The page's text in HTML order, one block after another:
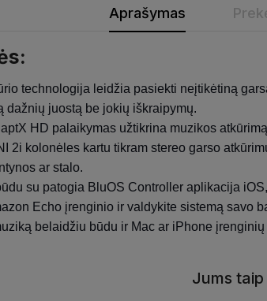
Aprašymas
technologija leidžia pasiekti neįtikėtiną
dažnių juostą be jokių iškraipymų.
HD palaikymas užtikrina muzikos
2i kolonėles kartu tikram stereo garso
ar stalo.
su patogia BluOS Controller aplikacija
Echo įrenginio ir valdykite sistemą savo
belaidžiu būdu ir Mac ar iPhone įrenginių
Jums